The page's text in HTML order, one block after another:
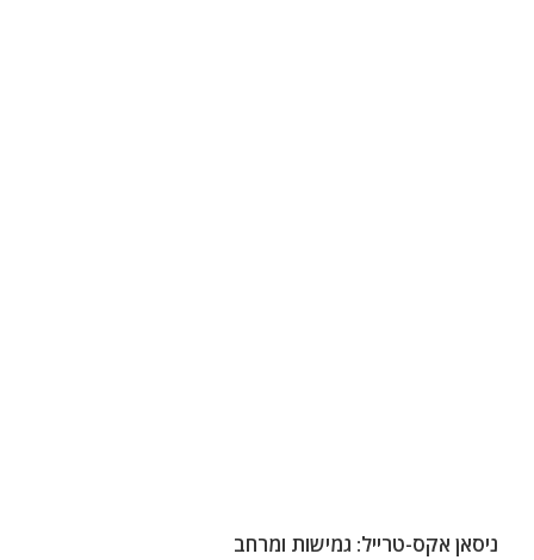
ניסאן אקס-טרייל: גמישות ומרחב